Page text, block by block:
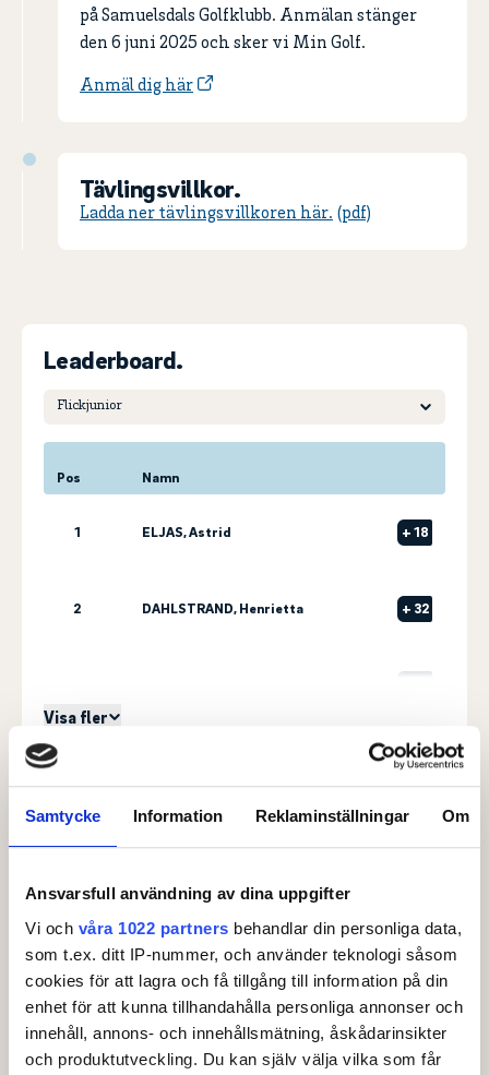
Samtycke Information Reklaminställningar Om
Ansvarsfull användning av dina uppgifter
Vi och våra 1022 partners behandlar din personliga data,
som t.ex. ditt IP-nummer, och använder teknologi såsom
cookies för att lagra och få tillgång till information på din
enhet för att kunna tillhandahålla personliga annonser och
innehåll, annons- och innehållsmätning, åskådarinsikter
och produktutveckling. Du kan själv välja vilka som får
på Samuelsdals Golfklubb. Anmälan stänger
den 6 juni 2025 och sker vi Min Golf.
Anmäl dig här
Tävlingsvillkor.
Ladda ner tävlingsvillkoren här.
Leaderboard.
Pos Namn
1 ELJAS, Astrid +18
2 DAHLSTRAND, Henrietta + 32
Visa fler
Senast uppdaterad:
Se full leaderboard
Arrangörsklubbar